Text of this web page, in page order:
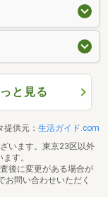
と見る
提供元： 生活ガイド.com
います。東京23区以外
す。
後に変更がある場合が
お問い合わせいただく